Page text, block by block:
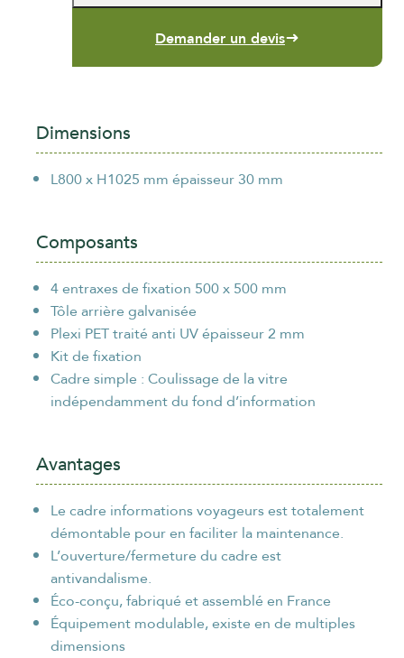
Demander un devis
Dimensions
L800 x H1025 mm épaisseur 30 mm
Composants
4 entraxes de fixation 500 x 500 mm
Tôle arrière galvanisée
Plexi PET traité anti UV épaisseur 2 mm
Kit de fixation
Cadre simple : Coulissage de la vitre
indépendamment du fond d’information
Avantages
Le cadre informations voyageurs est totalement
démontable pour en faciliter la maintenance.
L’ouverture/fermeture du cadre est
antivandalisme.
Éco-conçu, fabriqué et assemblé en France
Équipement modulable, existe en de multiples
dimensions
ORGANISME / ENTREPRISE*
EMAIL*
TÉLÉPHONE
En cliquant sur "Envoyer", vous acceptez notre
confidentialité.
Envoyer